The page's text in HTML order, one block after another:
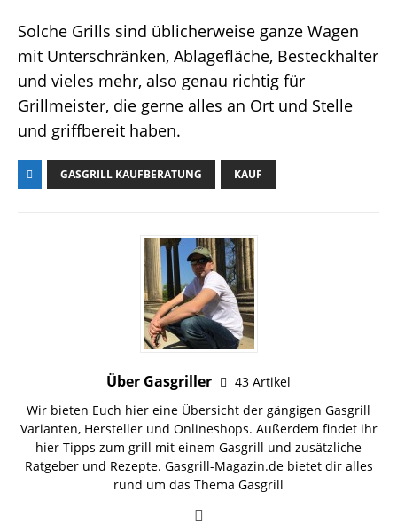
Solche Grills sind üblicherweise ganze Wagen
mit Unterschränken, Ablagefläche, Besteckhalter
und vieles mehr, also genau richtig für
Grillmeister, die gerne alles an Ort und Stelle
und griffbereit haben.
GASGRILL KAUFBERATUNG KAUF
Über Gasgriller
43 Artikel
Wir bieten Euch hier eine Übersicht der gängigen Gasgrill
Varianten, Herstellerund Onlineshops. Außerdem findet ihr
hier Tipps zum grill mit einem Gasgrill und zusätzliche
Ratgeberund Rezepte. Gasgrill-Magazin.de bietet dir alles
rund um das Thema Gasgrill